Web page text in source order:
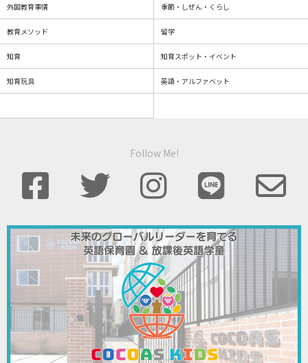
外国教育事情 季節・しぜん・くらし
教育メソッド 留学
知育 知育スポット・イベント
知育玩具 英語・アルファベット
Follow Me!